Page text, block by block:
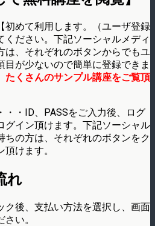
初めて利用します。（ユーザ登録
ください。下記ソーシャルメディ
は、それぞれのボタンからでもユ
目が少ないので簡単に登録できま
たくさんのサンプル講座をご覧頂
・・・ID、PASSをご入力後、ログ
グイン頂けます。下記ソーシャル
ちの方は、それぞれのボタンをク
けます。
れ
ク後、支払い方法を選択し、画面
い。